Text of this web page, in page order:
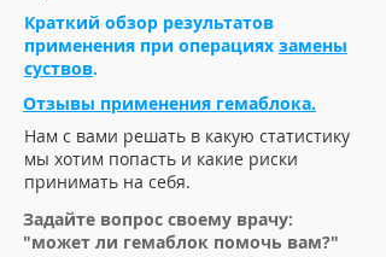
Отзывы применения гемаблока.
Нам с вами решать в какую статистику
мы хотим попасть и какие риски
принимать на себя.
Задайте вопрос своему врачу:
"может ли гемаблок помочь вам?"
Краткий обзор результатов
применения при операциях замены
суствов.